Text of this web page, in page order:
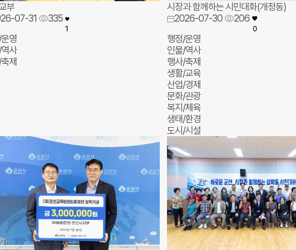
부
07-31
335
1
영
사
제
시장과 함께하는 시민대화(개정동)
2026-07-30
206
0
행정/운영
인물/역사
행사/축제
생활/교육
산업/경제
문화/관광
복지/체육
생태/환경
도시/시설